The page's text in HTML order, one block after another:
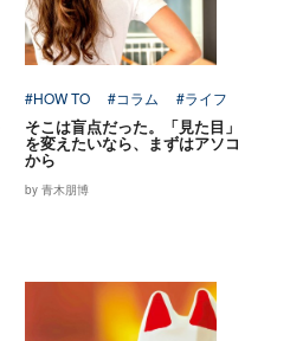
#HOW TO #コラム #ライフ
そこは盲点だった。「見た目」
を変えたいなら、まずはアソコ
から
by 青木朋博